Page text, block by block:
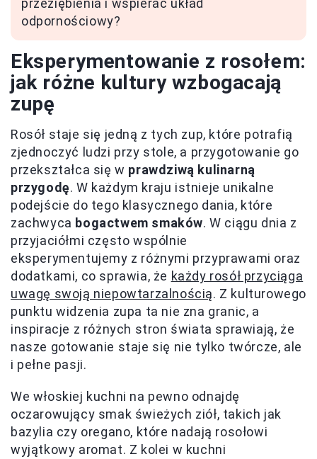
przeziębienia i wspierać układ
odpornościowy?
Eksperymentowanie z rosołem:
jak różne kultury wzbogacają
zupę
Rosół staje się jedną z tych zup, które potrafią
zjednoczyć ludzi przy stole, a przygotowanie go
przekształca się w prawdziwą kulinarną
przygodę. W każdym kraju istnieje unikalne
podejście do tego klasycznego dania, które
zachwyca bogactwem smaków. W ciągu dnia z
przyjaciółmi często wspólnie
eksperymentujemy z różnymi przyprawami oraz
dodatkami, co sprawia, że każdy rosół przyciąga
uwagę swoją niepowtarzalnością. Z kulturowego
punktu widzenia zupa ta nie zna granic, a
inspiracje z różnych stron świata sprawiają, że
nasze gotowanie staje się nie tylko twórcze, ale
i pełne pasji.
We włoskiej kuchni na pewno odnajdę
oczarowujący smak świeżych ziół, takich jak
bazylia czy oregano, które nadają rosołowi
wyjątkowy aromat. Z kolei w kuchni